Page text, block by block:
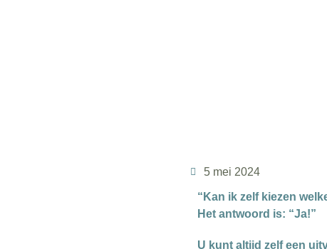
5 mei 2024
“Kan ik zelf kiezen
Het antwoord is: “Ja!”
U kunt altijd zelf een